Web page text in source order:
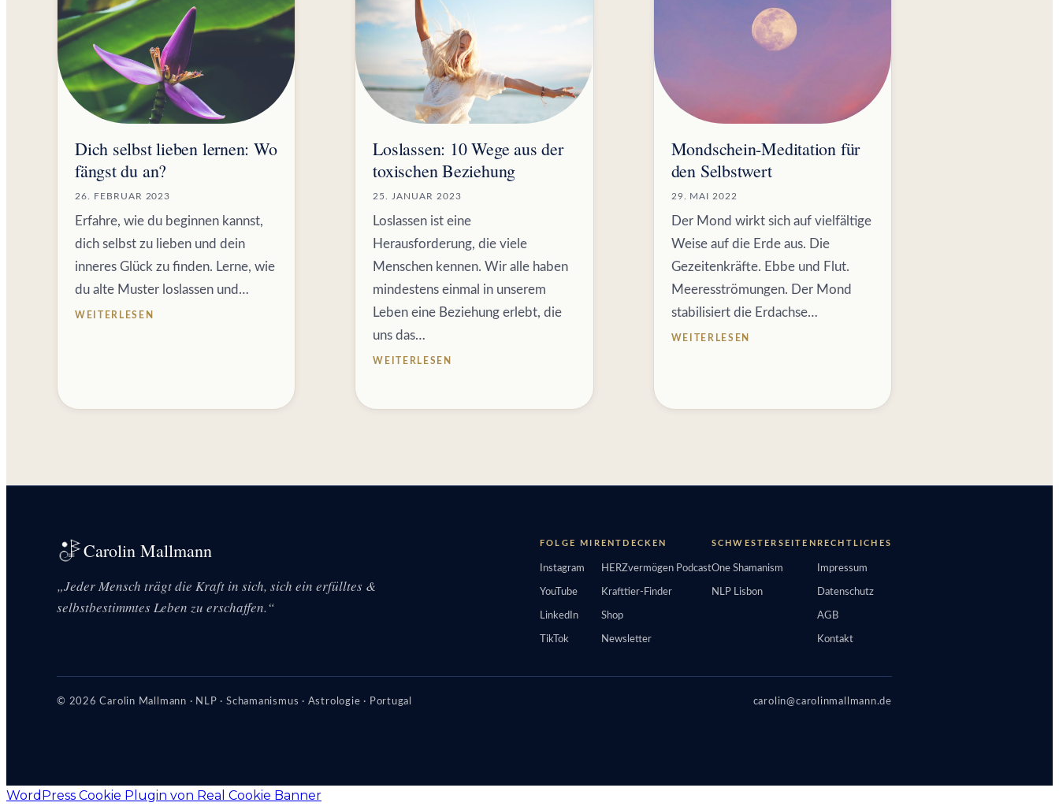
Dich selbst lieben lernen: Wo
fängst du an?
26. FEBRUAR 2023
Erfahre, wie du beginnen kannst,
dich selbst zu lieben und dein
inneres Glück zu finden. Lerne, wie
du alte Muster loslassen und…
WEITERLESEN
Loslassen: 10 Wege aus der
toxischen Beziehung
25. JANUAR 2023
Loslassen ist eine
Herausforderung, die viele
Menschen kennen. Wir alle haben
mindestens einmal in unserem
Leben eine Beziehung erlebt, die
uns das…
WEITERLESEN
Mondschein-Meditation für
den Selbstwert
29. MAI 2022
Der Mond wirkt sich auf vielfältige
Weise auf die Erde aus. Die
Gezeitenkräfte. Ebbe und Flut.
Meeresströmungen. Der Mond
stabilisiert die Erdachse…
WEITERLESEN
Carolin Mallmann
„Jeder Mensch trägt die Kraft in sich, sich ein erfülltes &
selbstbestimmtes Leben zu erschaffen.“
FOLGE MIR
Instagram
YouTube
LinkedIn
TikTok
ENTDECKEN
HERZvermögen Podcast
Krafttier-Finder
Shop
Newsletter
SCHWESTERSEITEN
One Shamanism
NLP Lisbon
RECHTLICHES
Impressum
Datenschutz
AGB
Kontakt
© 2026 Carolin Mallmann · NLP · Schamanismus · Astrologie · Portugal carolin@carolinmallmann.de
WordPress Cookie Plugin von Real Cookie Banner